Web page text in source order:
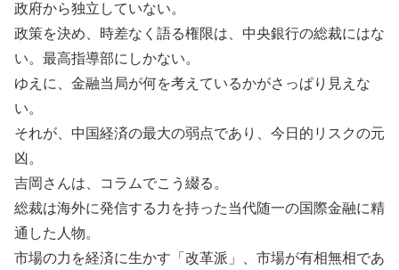
政府から独立していない。
政策を決め、時差なく語る権限は、中央銀行の総裁にはな
い。最高指導部にしかない。
ゆえに、金融当局が何を考えているかがさっぱり見えな
い。
それが、中国経済の最大の弱点であり、今日的リスクの元
凶。
吉岡さんは、コラムでこう綴る。
総裁は海外に発信する力を持った当代随一の国際金融に精
通した人物。
市場の力を経済に生かす「改革派」、市場が有相無相であ